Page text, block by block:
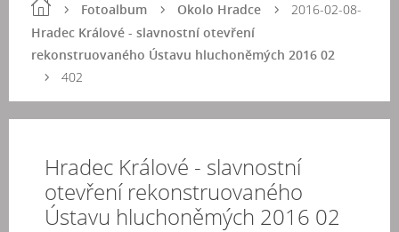
Fotoalbum
Okolo Hradce
Hradec Králové - slavnostní otevření
rekonstruovaného Ústavu hluchoněmých 2016 02
2016-02-08-
402
Hradec Králové - slavnostní
otevření rekonstruovaného
Ústavu hluchoněmých 2016 02